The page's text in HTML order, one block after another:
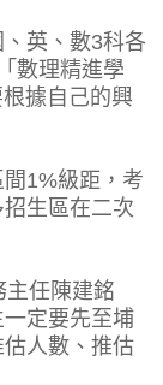
英、數3科各
數理精進學
據自己的興
1%級距，考
生區在二次
主任陳建銘
定要先至埔
人數、推估